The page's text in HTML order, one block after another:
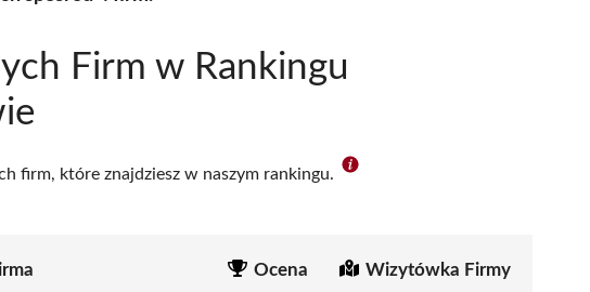
Firm w Rankingu
firm, które znajdziesz w naszym rankingu.
Ocena Wizytówka Firmy